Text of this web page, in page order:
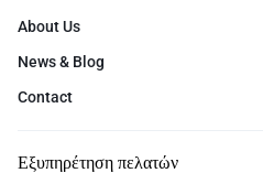
About Us
News & Blog
Contact
Εξυπηρέτηση πελατών